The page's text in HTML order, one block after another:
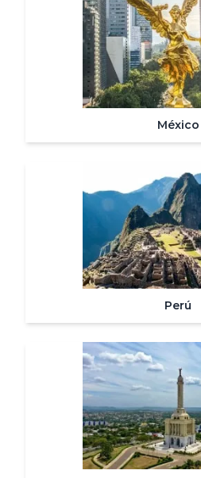
México
Perú